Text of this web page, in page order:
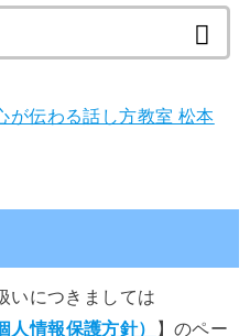
索:
いにつきましては
情報保護方針）
】のペー